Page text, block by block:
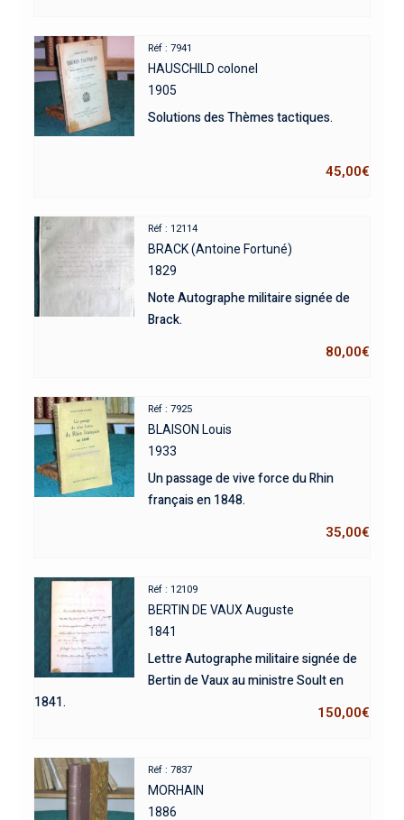
Réf : 7941
HAUSCHILD colonel
1905
Solutions des Thèmes tactiques.
45,00€
Réf : 12114
BRACK (Antoine Fortuné)
1829
Note Autographe militaire signée de
Brack.
80,00€
Réf : 7925
BLAISON Louis
1933
Un passage de vive force du Rhin
français en 1848.
35,00€
Réf : 12109
BERTIN DE VAUX Auguste
1841
Lettre Autographe militaire signée de
Bertin de Vaux au ministre Soult en
1841.
150,00€
Réf : 7837
MORHAIN
1886